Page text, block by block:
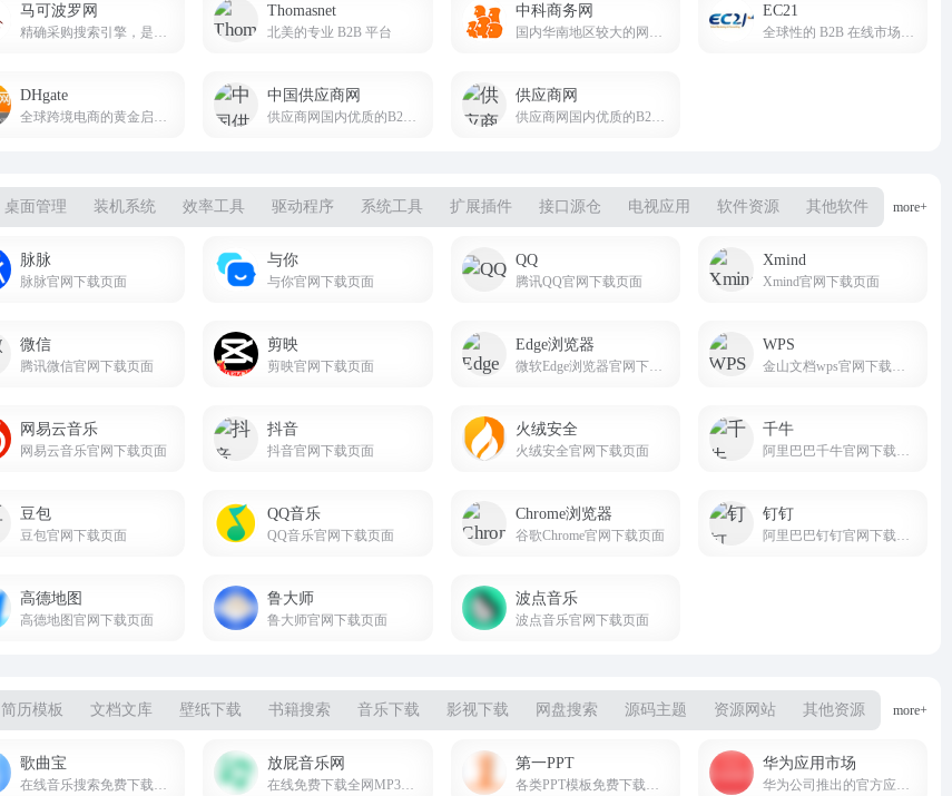
马可波罗网 Thomasnet
北美的专业 B2B 平台
中科商务网 EC21
DHgate 中国供应商网 供应商网
桌面管理 装机系统 效率工具 驱动程序 系统工具 扩展插件 接口源仓 电视应用 软件资源 其他软件 more+
脉脉
脉脉官网下载页面
与你
与你官网下载页面
QQ
腾讯QQ官网下载页面
Xmind
Xmind官网下载页面
微信
腾讯微信官网下载页面
剪映
剪映官网下载页面
Edge浏览器
微软Edge浏览器官网下载页面
WPS
网易云音乐
网易云音乐官网下载页面
抖音
抖音官网下载页面
火绒安全
火绒安全官网下载页面
千牛
豆包
豆包官网下载页面
QQ音乐
QQ音乐官网下载页面
Chrome浏览器
谷歌Chrome官网下载页面
钉钉
高德地图
高德地图官网下载页面
鲁大师
鲁大师官网下载页面
波点音乐
波点音乐官网下载页面
简历模板 文档文库 壁纸下载 书籍搜索 音乐下载 影视下载 网盘搜索 源码主题 资源网站 其他资源 more+
歌曲宝 放屁音乐网 第一PPT 华为应用市场